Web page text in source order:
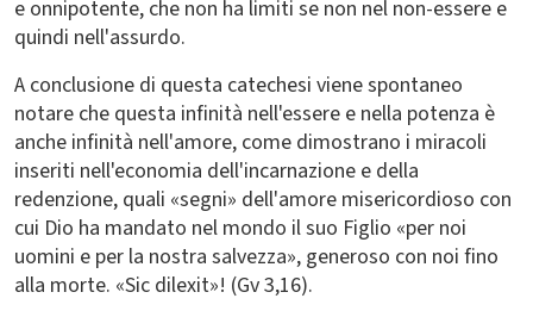
e onnipotente, che non ha limiti se non nel non-essere e
quindi nell'assurdo.
A conclusione di questa catechesi viene spontaneo
notare che questa infinità nell'essere e nella potenza è
anche infinità nell'amore, come dimostrano i miracoli
inseriti nell'economia dell'incarnazione e della
redenzione, quali «segni» dell'amore misericordioso con
cui Dio ha mandato nel mondo il suo Figlio «per noi
uomini e per la nostra salvezza», generoso con noi fino
alla morte. «Sic dilexit»! (Gv 3,16).